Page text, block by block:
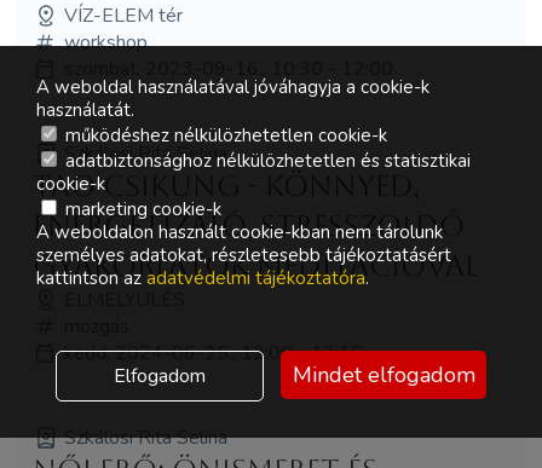
VÍZ-ELEM tér
workshop
Szkálosi Rita Selina
TAO Csikung - könnyed,
energetizáló, stresszoldó
gyakorlatok meditációval
kedd, 2024-06-25., 12:00 - 13:15
Szkálosi Rita Selina
A weboldal használatával jóváhagyja a cookie-k
használatát.
működéshez nélkülözhetetlen cookie-k
adatbiztonsághoz nélkülözhetetlen és statisztikai
cookie-k
marketing cookie-k
A weboldalon használt cookie-kban nem tárolunk
személyes adatokat, részletesebb tájékoztatásért
kattintson az adatvédelmi tájékoztatóra.
Elfogadom Mindet elfogadom